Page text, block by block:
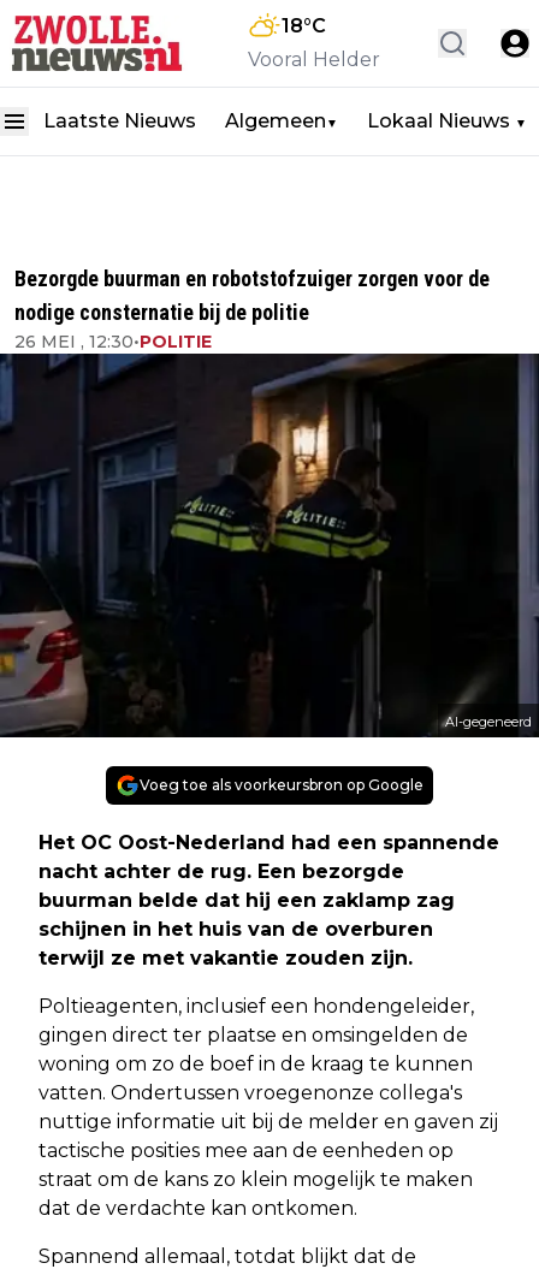
18°C
Vooral Helder
Laatste Nieuws Algemeen ▼ Lokaal Nieuws ▼
Bezorgde buurman en robotstofzuiger zorgen voor de
nodige consternatie bij de politie
26 MEI , 12:30•POLITIE
AI-gegeneerd
Voeg toe als voorkeursbron op Google
Het OC Oost-Nederland had een spannende
nacht achter de rug. Een bezorgde
buurman belde dat hij een zaklamp zag
schijnen in het huis van de overburen
terwijl ze met vakantie zouden zijn.
Poltieagenten, inclusief een hondengeleider,
gingen direct ter plaatse en omsingelden de
woning om zo de boef in de kraag te kunnen
vatten. Ondertussen vroegenonze collega's
nuttige informatie uit bij de melder en gaven zij
tactische posities mee aan de eenheden op
straat om de kans zo klein mogelijk te maken
dat de verdachte kan ontkomen.
Spannend allemaal, totdat blijkt dat de